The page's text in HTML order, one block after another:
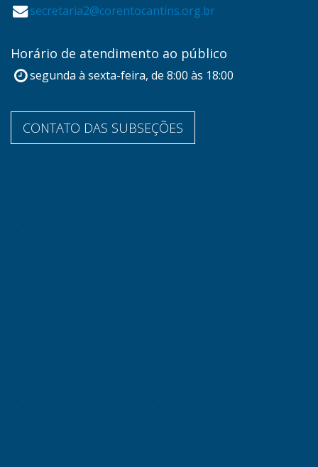
secretaria2@corentocantins.org.br
Horário de atendimento ao público
segunda à sexta-feira, de 8:00 às 18:00
CONTATO DAS SUBSEÇÕES